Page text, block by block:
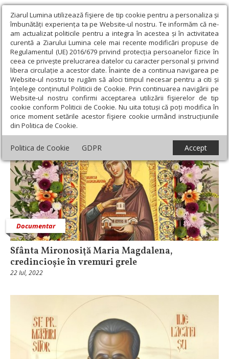
Ziarul Lumina utilizează fişiere de tip cookie pentru a personaliza și
îmbunătăți experiența ta pe Website-ul nostru. Te informăm că ne-
am actualizat politicile pentru a integra în acestea și în activitatea
curentă a Ziarului Lumina cele mai recente modificări propuse de
Regulamentul (UE) 2016/679 privind protecția persoanelor fizice în
ceea ce privește prelucrarea datelor cu caracter personal și privind
libera circulație a acestor date. Înainte de a continua navigarea pe
Website-ul nostru te rugăm să aloci timpul necesar pentru a citi și
înțelege conținutul Politicii de Cookie. Prin continuarea navigării pe
Website-ul nostru confirmi acceptarea utilizării fişierelor de tip
cookie conform Politicii de Cookie. Nu uita totuși că poți modifica în
orice moment setările acestor fişiere cookie urmând instrucțiunile
din Politica de Cookie.
Politica de Cookie GDPR Accept
Ziarul Lumina › 22 iulie 2022 - Articole asociate
22 iulie 2022 - Articole asociate
Documentar
Sfânta Mironosiţă Maria Magdalena,
credincioșie în vremuri grele
22 Iul, 2022